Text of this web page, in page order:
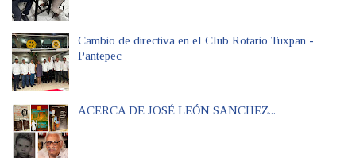
Cambio de directiva en el Club Rotario Tuxpan -
Pantepec
ACERCA DE JOSÉ LEÓN SANCHEZ...